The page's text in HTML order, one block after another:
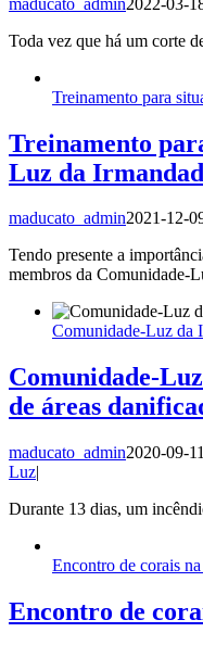
Toda vez que há um corte
Treinamento para
Treinamento
Luz da
maducato_admin2021-12-
Tendo presente a
membros da Comunidade-
Comunidade-Luz da
Comunidade-
de áreas
maducato_admin2020-09-
Luz|
Durante 13 dias, um
Encontro de corais
Encontro de